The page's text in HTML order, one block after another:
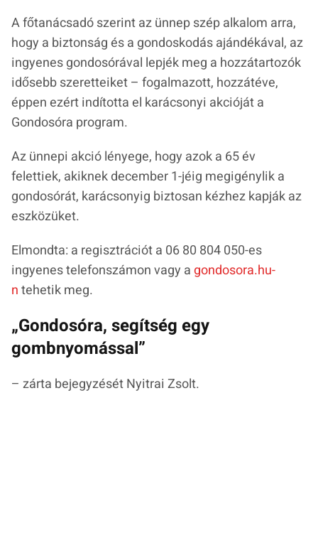
A főtanácsadó szerint az ünnep szép alkalom arra,
hogy a biztonság és a gondoskodás ajándékával, az
ingyenes gondosórával lepjék meg a hozzátartozók
idősebb szeretteiket – fogalmazott, hozzátéve,
éppen ezért indította el karácsonyi akcióját a
Gondosóra program.
Az ünnepi akció lényege, hogy azok a 65 év
felettiek, akiknek december 1-jéig megigénylik a
gondosórát, karácsonyig biztosan kézhez kapják az
eszközüket.
Elmondta: a regisztrációt a 06 80 804 050-es
ingyenes telefonszámon vagy agondosora.hu-
ntehetik meg.
„Gondosóra, segítség egy
gombnyomással”
– zárta bejegyzését Nyitrai Zsolt.